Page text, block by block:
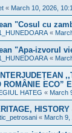
« March 10, 2026,
"Cosul cu
«
"Apa-izvorul
«
ROMÂNIE ECO”
HATEG « March
« March 9,